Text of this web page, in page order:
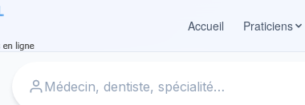
Accueil
Praticiens